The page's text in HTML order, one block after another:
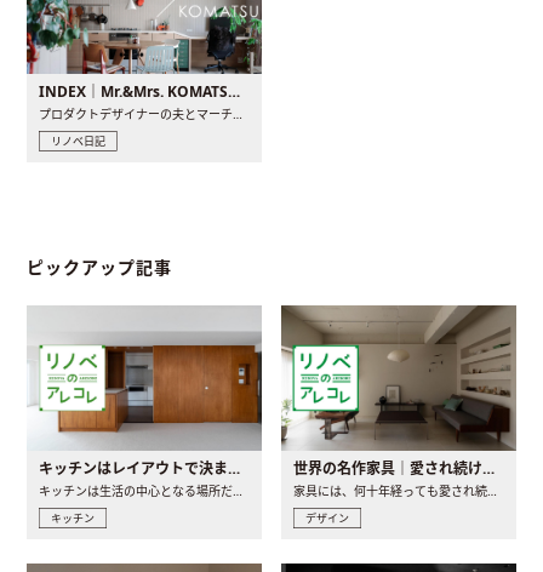
INDEX｜Mr.&Mrs. KOMATSU renovation diary
プロダクトデザイナーの夫とマーチャンダイザーの妻が、夫婦で..
リノベ日記
ピックアップ記事
キッチンはレイアウトで決まる。後悔しないための考え方と選び方
キッチン
世界の名作家具｜愛され続ける理由と一生モノとの出会い方
デザイン